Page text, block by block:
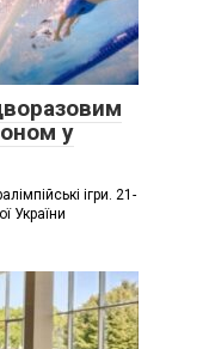
у
ігри. 21-
України